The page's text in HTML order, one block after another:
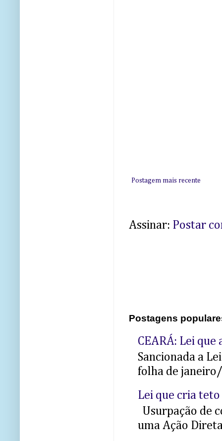
Postagem mais recente
Assinar: Postar
Postagens
CEARÁ: Lei
Sancionada a
folha de
Lei que cria
Usurpação de
uma Ação